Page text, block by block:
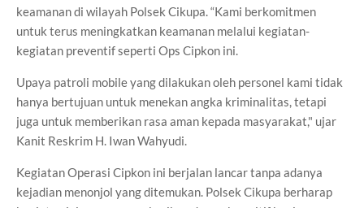
keamanan di wilayah Polsek Cikupa. “Kami berkomitmen
untuk terus meningkatkan keamanan melalui kegiatan-
kegiatan preventif seperti Ops Cipkon ini.
Upaya patroli mobile yang dilakukan oleh personel kami tidak
hanya bertujuan untuk menekan angka kriminalitas, tetapi
juga untuk memberikan rasa aman kepada masyarakat," ujar
Kanit Reskrim H. Iwan Wahyudi.
Kegiatan Operasi Cipkon ini berjalan lancar tanpa adanya
kejadian menonjol yang ditemukan. Polsek Cikupa berharap